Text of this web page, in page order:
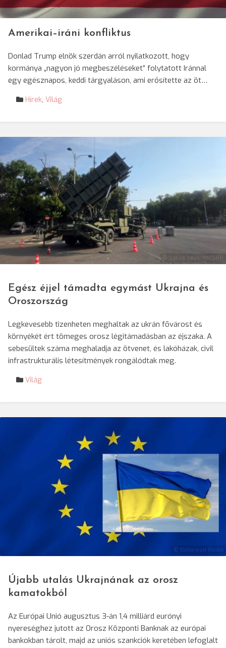
Amerikai–iráni konfliktus
Donlad Trump elnök szerdán arról nyilatkozott, hogy
kormánya „nagyon jó megbeszéléseket” folytatott Iránnal
egy egésznapos, keddi tárgyaláson, ami erősítette az öt…
Hírek, Világ
© Szőcs Levente/SRR
Egész éjjel támadta egymást Ukrajna és
Oroszország
Legkevesebb tizenheten meghaltak az ukrán fõvárost és
környékét ért tömeges orosz légitámadásban az éjszaka. A
sebesültek száma meghaladja az ötvenet, és lakóházak, civil
infrastrukturális létesítmények rongálódtak meg.
Világ
© Bukaresti Rádió
Újabb utalás Ukrajnának az orosz
kamatokból
Az Európai Unió augusztus 3-án 1,4 milliárd eurónyi
nyereséghez jutott az Orosz Központi Banknak az európai
bankokban tárolt, majd az uniós szankciók keretében lefoglalt